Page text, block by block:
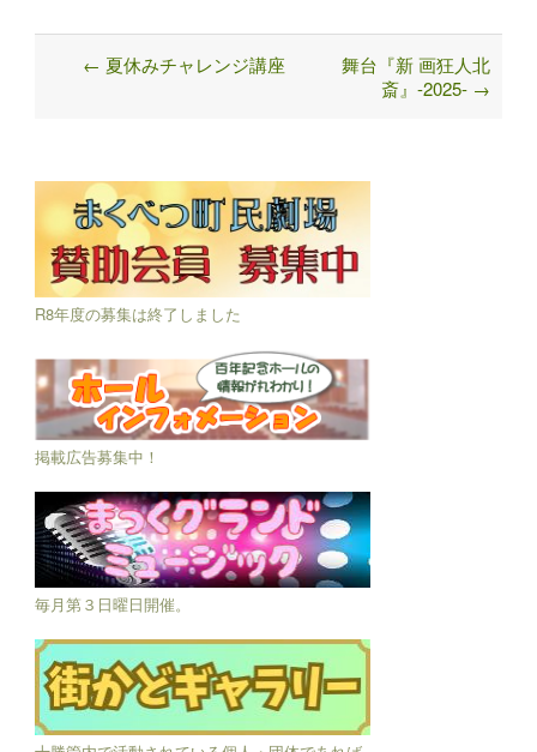
Post
← 夏休みチャレンジ講座
舞台『新 画狂人北
斎』-2025- →
R8年度の募集は終了しました
掲載広告募集中！
毎月第３日曜日開催。